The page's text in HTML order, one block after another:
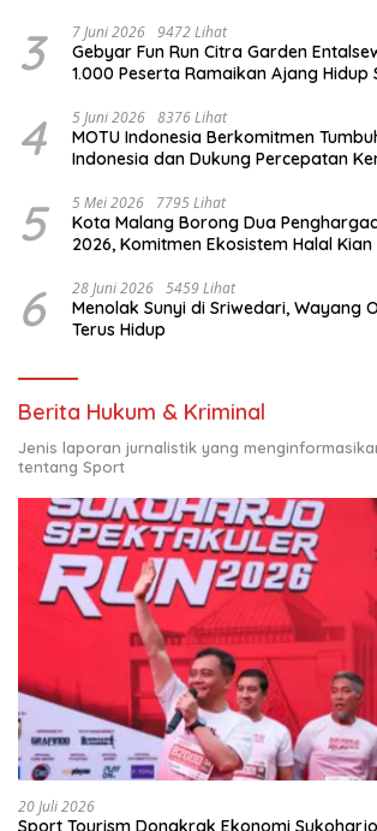
3 7 Juni 2026 9472 Lihat
Gebyar Fun Run Citra Garden
1.000 Peserta Ramaikan Ajang Hidup
4 5 Juni 2026 8376 Lihat
MOTU Indonesia Berkomitmen
Indonesia dan Dukung Percepatan
5 5 Mei 2026 7795 Lihat
Kota Malang Borong Dua
2026, Komitmen Ekosistem Halal
6 28 Juni 2026 5459 Lihat
Menolak Sunyi di Sriwedari, Wayang
Terus Hidup
Berita Hukum & Kriminal
Jenis laporan jurnalistik yang
tentang Sport
20 Juli 2026
Sport Tourism Dongkrak Ekonomi Sukoharjo